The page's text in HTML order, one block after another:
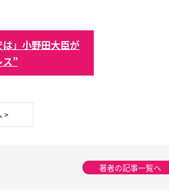
は」小野田大臣が
ス”
>
著者の記事一覧へ